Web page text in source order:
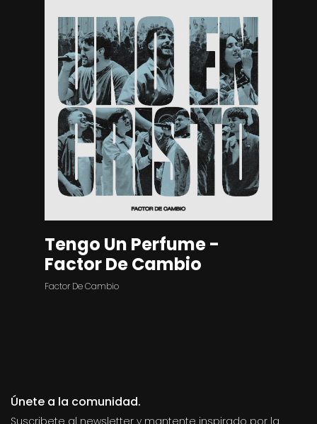
Tengo Un Perfume -
Factor De Cambio
Factor De Cambio
Únete a la comunidad.
Suscribete al newsletter y mantente inspirado por la